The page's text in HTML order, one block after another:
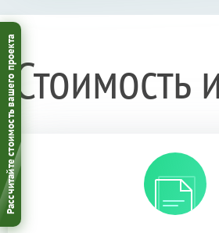
Стоимость
Рассчитайте стоимость вашего проекта